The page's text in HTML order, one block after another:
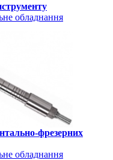
обладнання
фрезерних
обладнання